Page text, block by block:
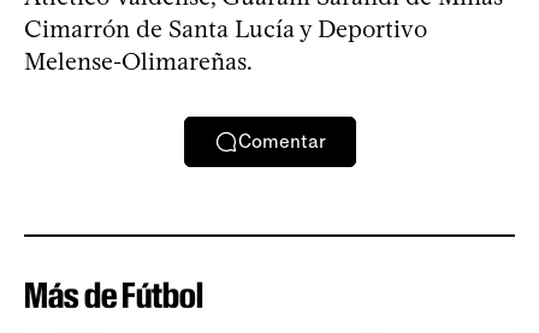
Cimarrón de Santa Lucía y Deportivo
Melense-Olimareñas.
Comentar
Más de Fútbol